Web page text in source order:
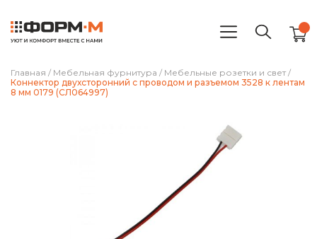
Главная / Мебельная фурнитура / Мебельные розетки и свет /
Коннектор двухсторонний с проводом и разъемом 3528 к лентам
8 мм 0179 (СЛ064997)